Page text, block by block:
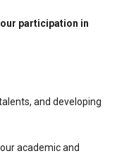
participation in
and developing
academic and